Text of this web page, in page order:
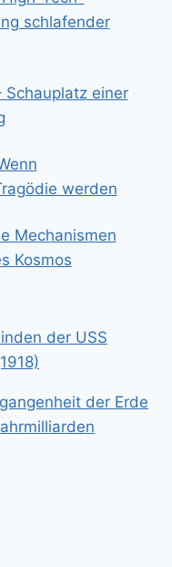
schlafender
Schauplatz einer
werden
Mechanismen
Kosmos
der USS
der Erde